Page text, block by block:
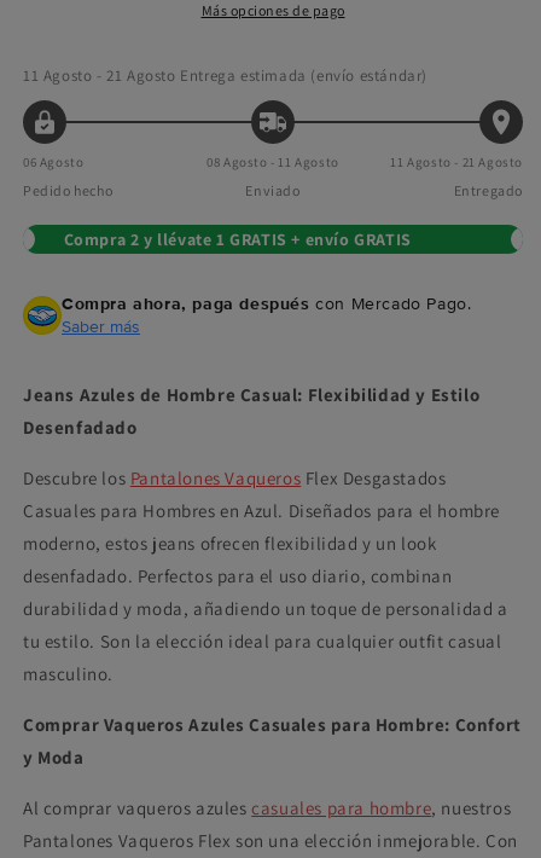
Más opciones de pago
11 Agosto - 21 Agosto Entrega estimada (envío estándar)
06 Agosto
Pedido hecho
08 Agosto - 11 Agosto
Enviado
11 Agosto - 21 Agosto
Entregado
Compra 2 y llévate 1 GRATIS + envío GRATIS
Compra ahora, paga después con Mercado Pago.
Saber más
Jeans Azules de Hombre Casual: Flexibilidad y Estilo
Desenfadado
Descubre los Pantalones Vaqueros Flex Desgastados
Casuales para Hombres en Azul. Diseñados para el hombre
moderno, estos jeans ofrecen flexibilidad y un look
desenfadado. Perfectos para el uso diario, combinan
durabilidad y moda, añadiendo un toque de personalidad a
tu estilo. Son la elección ideal para cualquier outfit casual
masculino.
Comprar Vaqueros Azules Casuales para Hombre: Confort
y Moda
Al comprar vaqueros azulescasuales para hombre, nuestros
Pantalones Vaqueros Flex son una elección inmejorable. Con